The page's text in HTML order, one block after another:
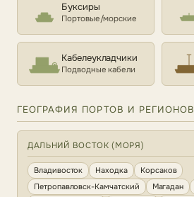
Буксиры
Портовые/морские
Кабелеукладчики
Подводные кабели
ГЕОГРАФИЯ ПОРТОВ И РЕГИОНОВ
ДАЛЬНИЙ ВОСТОК (МОРЯ)
Владивосток Находка
Корсаков
Петропавловск-Камчатский
Магадан